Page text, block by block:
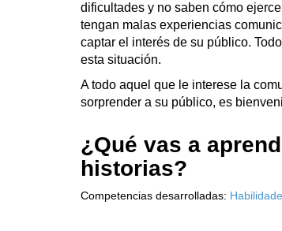
En este curso vas a poder
mensaje claro y que sean atractivo
buena comunicación , como, por
del público al que te dirijas.
hora de poder ejercer una buena
forma parte del discurso en sí, sino